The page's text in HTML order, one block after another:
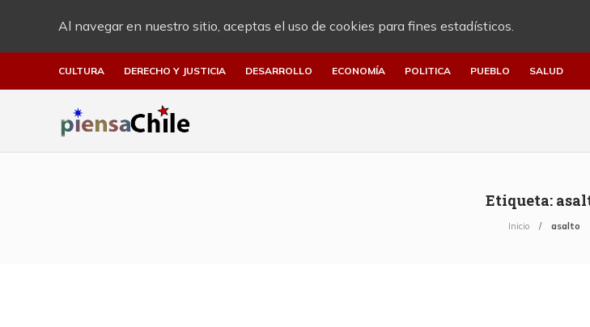
Al navegar en nuestro sitio, aceptas el uso de cookies para fines estadísticos.
CULTURA DERECHO Y JUSTICIA DESARROLLO ECONOMÍA POLITICA PUEBLO SALUD
Etiqueta:
Inicio asalto